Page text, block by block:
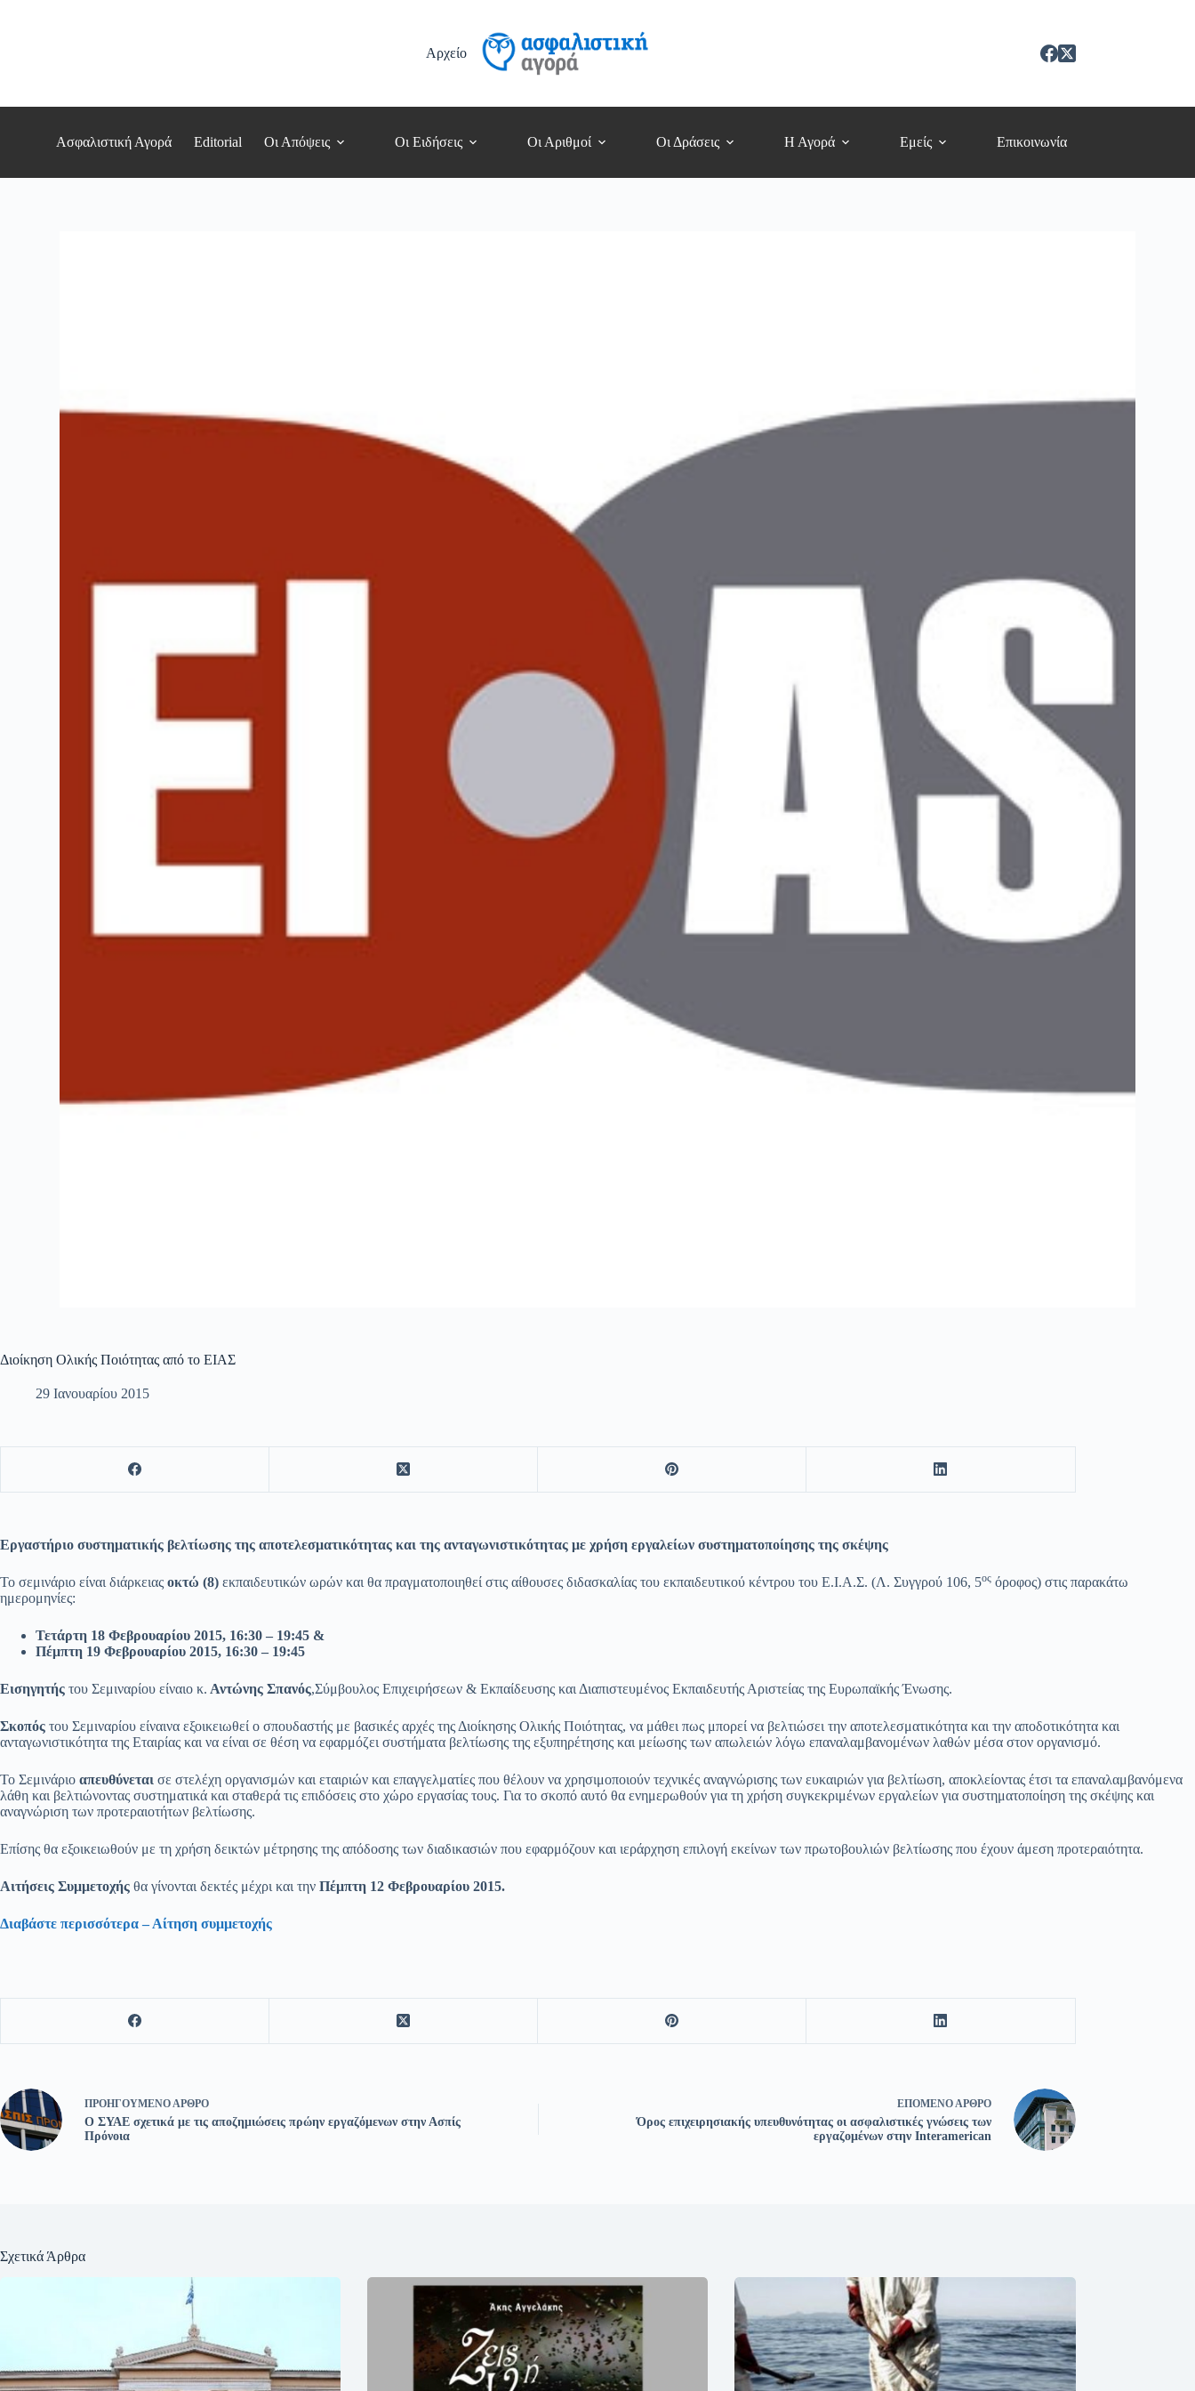
Αρχείο
Ασφαλιστική Αγορά Editorial Οι Απόψεις Οι Ειδήσεις Οι Αριθμοί Οι Δράσεις Η Αγορά Εμείς Επικοινωνία
Διοίκηση Ολικής Ποιότητας από το ΕΙΑΣ
29 Ιανουαρίου 2015
Εργαστήριο συστηματικής βελτίωσης της αποτελεσματικότητας και της ανταγωνιστικότητας με χρήση εργαλείων συστηματοποίησης της σκέψης
Το σεμινάριο είναι διάρκειας οκτώ (8) εκπαιδευτικών ωρών και θα πραγματοποιηθεί στις αίθουσες διδασκαλίας του εκπαιδευτικού κέντρου του Ε.Ι.Α.Σ. (Λ. Συγγρού 106, 5ος όροφος) στις παρακάτω
ημερομηνίες:
Τετάρτη 18 Φεβρουαρίου 2015, 16:30 – 19:45 &
Πέμπτη 19 Φεβρουαρίου 2015, 16:30 – 19:45
Εισηγητής του Σεμιναρίου είναιο κ. Αντώνης Σπανός,Σύμβουλος Επιχειρήσεων & Εκπαίδευσης και Διαπιστευμένος Εκπαιδευτής Αριστείας της Ευρωπαϊκής Ένωσης.
Σκοπός του Σεμιναρίου είναινα εξοικειωθεί ο σπουδαστής με βασικές αρχές της Διοίκησης Ολικής Ποιότητας, να μάθει πως μπορεί να βελτιώσει την αποτελεσματικότητα και την αποδοτικότητα και
ανταγωνιστικότητα της Εταιρίας και να είναι σε θέση να εφαρμόζει συστήματα βελτίωσης της εξυπηρέτησης και μείωσης των απωλειών λόγω επαναλαμβανομένων λαθών μέσα στον οργανισμό.
Το Σεμινάριο απευθύνεται σε στελέχη οργανισμών και εταιριών και επαγγελματίες που θέλουν να χρησιμοποιούν τεχνικές αναγνώρισης των ευκαιριών για βελτίωση, αποκλείοντας έτσι τα επαναλαμβανόμενα
λάθη και βελτιώνοντας συστηματικά και σταθερά τις επιδόσεις στο χώρο εργασίας τους. Για το σκοπό αυτό θα ενημερωθούν για τη χρήση συγκεκριμένων εργαλείων για συστηματοποίηση της σκέψης και
αναγνώριση των προτεραιοτήτων βελτίωσης.
Επίσης θα εξοικειωθούν με τη χρήση δεικτών μέτρησης της απόδοσης των διαδικασιών που εφαρμόζουν και ιεράρχηση επιλογή εκείνων των πρωτοβουλιών βελτίωσης που έχουν άμεση προτεραιότητα.
Αιτήσεις Συμμετοχής θα γίνονται δεκτές μέχρι και την Πέμπτη 12 Φεβρουαρίου 2015.
Διαβάστε περισσότερα – Αίτηση συμμετοχής
ΠΡΟΗΓΟΎΜΕΝΟΆΡΘΡΟ
Ο ΣΥΑΕ σχετικά με τις αποζημιώσεις πρώην εργαζόμενων στην Ασπίς
Πρόνοια
ΕΠΌΜΕΝΟΆΡΘΡΟ
Όρος επιχειρησιακής υπευθυνότητας οι ασφαλιστικές γνώσεις των
εργαζομένων στην Interamerican
Σχετικά Άρθρα